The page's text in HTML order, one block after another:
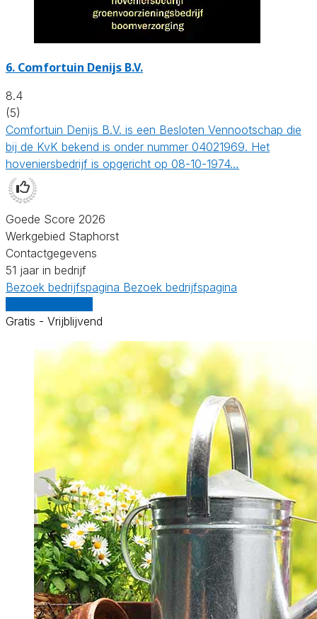
6. Comfortuin Denijs B.V.
8.4
(5)
Comfortuin Denijs B.V. is een Besloten Vennootschap die
bij de KvK bekend is onder nummer 04021969. Het
hoveniersbedrijf is opgericht op 08-10-1974…
Goede Score 2026
Werkgebied Staphorst
Contactgegevens
51 jaar in bedrijf
Bezoek bedrijfspagina Bezoek bedrijfspagina
Gratis - Vrijblijvend